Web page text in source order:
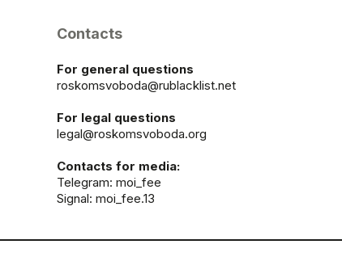
Contacts
For general questions
roskomsvoboda@rublacklist.net
For legal questions
legal@roskomsvoboda.org
Contacts for media:
Telegram: moi_fee
Signal: moi_fee.13